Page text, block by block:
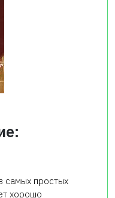
самых простых
хорошо